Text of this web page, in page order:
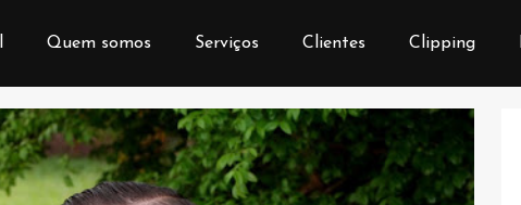
Quem somos Serviços Clientes Clipping